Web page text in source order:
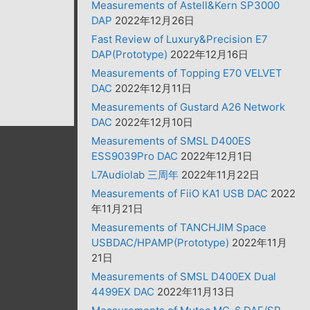
Measurements of Astell&Kern SP3000
DAP 2022年12月26日
Fast Review of Luxury&Precision E7
DAP(Prototype) 2022年12月16日
Measurements of Topping E70 VELVET
DAC 2022年12月11日
Measurements of Gustard A26 Network
DAC 2022年12月10日
Measurements of SMSL D400ES
ESS9039Pro DAC 2022年12月1日
L7Audiolab 三周年 2022年11月22日
Measurements of FiiO KA1 USB DAC 2022
年11月21日
Measurements of TANCHJIM Space
USBDAC/HPAMP(Prototype) 2022年11月
21日
Measurements of SMSL D400EX Dual
4499EX DAC 2022年11月13日